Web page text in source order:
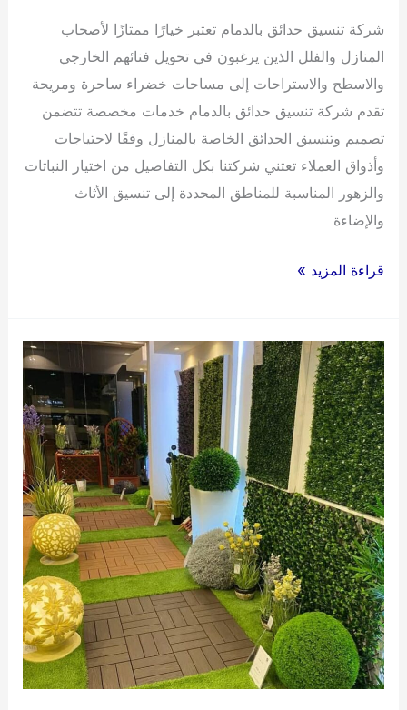
شركة تنسيق حدائق بالدمام تعتبر خيارًا ممتازًا لأصحاب
المنازل والفلل الذين يرغبون في تحويل فنائهم الخارجي
والاسطح والاستراحات إلى مساحات خضراء ساحرة ومريحة
تقدم شركة تنسيق حدائق بالدمام خدمات مخصصة تتضمن
تصميم وتنسيق الحدائق الخاصة بالمنازل وفقًا لاحتياجات
وأذواق العملاء تعتني شركتنا بكل التفاصيل من اختيار النباتات
والزهور المناسبة للمناطق المحددة إلى تنسيق الأثاث
والإضاءة
شركة
بالدمام
0562674319
قراءة المزيد »